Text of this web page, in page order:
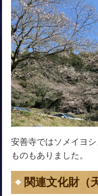
安善寺ではソメイヨ
ものもありました。
関連文化財（